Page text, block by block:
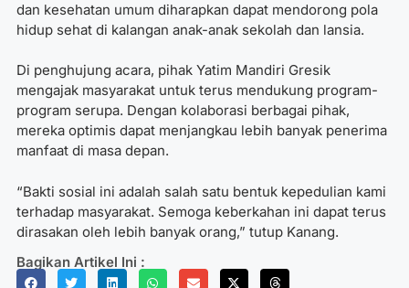
dan kesehatan umum diharapkan dapat mendorong pola
hidup sehat di kalangan anak-anak sekolah dan lansia.
Di penghujung acara, pihak Yatim Mandiri Gresik
mengajak masyarakat untuk terus mendukung program-
program serupa. Dengan kolaborasi berbagai pihak,
mereka optimis dapat menjangkau lebih banyak penerima
manfaat di masa depan.
“Bakti sosial ini adalah salah satu bentuk kepedulian kami
terhadap masyarakat. Semoga keberkahan ini dapat terus
dirasakan oleh lebih banyak orang,” tutup Kanang.
Bagikan Artikel Ini :